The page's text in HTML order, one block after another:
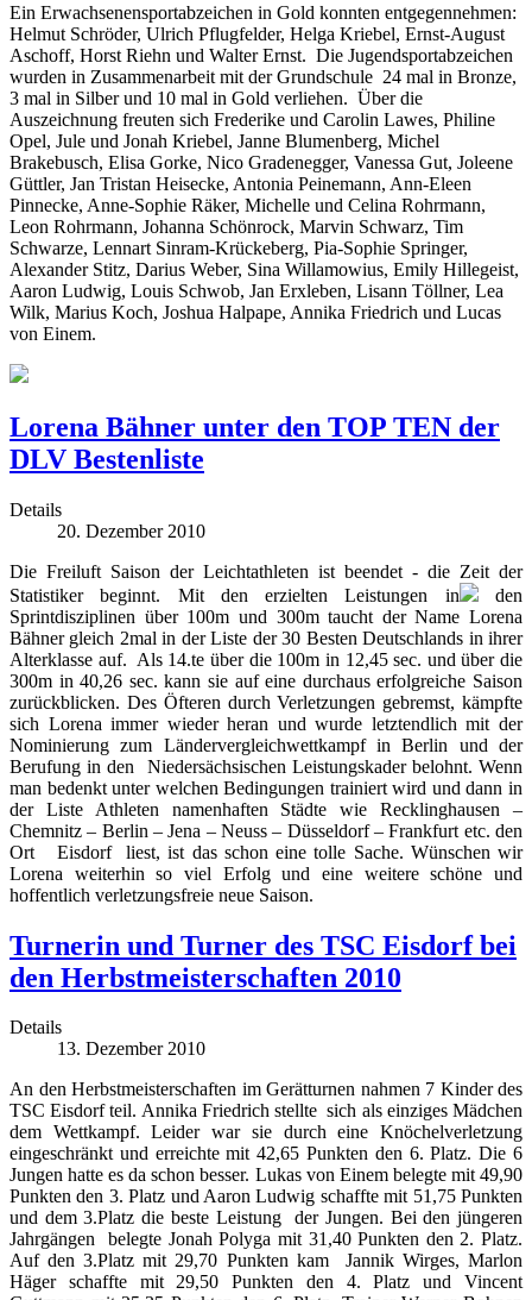
Ein Erwachsenensportabzeichen in Gold konnten entgegennehmen:
Helmut Schröder, Ulrich Pflugfelder, Helga Kriebel, Ernst-August
Aschoff, Horst Riehn und Walter Ernst. Die Jugendsportabzeichen
wurden in Zusammenarbeit mit der Grundschule 24 mal in Bronze,
3 mal in Silber und 10 mal in Gold verliehen. Über die
Auszeichnung freuten sich Frederike und Carolin Lawes, Philine
Opel, Jule und Jonah Kriebel, Janne Blumenberg, Michel
Brakebusch, Elisa Gorke, Nico Gradenegger, Vanessa Gut, Joleene
Güttler, Jan Tristan Heisecke, Antonia Peinemann, Ann-Eleen
Pinnecke, Anne-Sophie Räker, Michelle und Celina Rohrmann,
Leon Rohrmann, Johanna Schönrock, Marvin Schwarz, Tim
Schwarze, Lennart Sinram-Krückeberg, Pia-Sophie Springer,
Alexander Stitz, Darius Weber, Sina Willamowius, Emily Hillegeist,
Aaron Ludwig, Louis Schwob, Jan Erxleben, Lisann Töllner, Lea
Wilk, Marius Koch, Joshua Halpape, Annika Friedrich und Lucas
von Einem.
Lorena Bähner unter den TOP TEN der
DLV Bestenliste
Details
20. Dezember 2010
Die Freiluft Saison der Leichtathleten ist beendet - die Zeit der
Statistiker beginnt. Mit den erzielten Leistungen in
den
Sprintdisziplinen über 100m und 300m taucht der Name Lorena
Bähner gleich 2mal in der Liste der 30 Besten Deutschlands in ihrer
Alterklasse auf. Als 14.te über die 100m in 12,45 sec. und über die
300m in 40,26 sec. kann sie auf eine durchaus erfolgreiche Saison
zurückblicken. Des Öfteren durch Verletzungen gebremst, kämpfte
sich Lorena immer wieder heran und wurde letztendlich mit der
Nominierung zum Ländervergleichwettkampf in Berlin und der
Berufung in den Niedersächsischen Leistungskader belohnt. Wenn
man bedenkt unter welchen Bedingungen trainiert wird und dann in
der Liste Athleten namenhaften Städte wie Recklinghausen –
Chemnitz – Berlin – Jena – Neuss – Düsseldorf – Frankfurt etc. den
Ort Eisdorf liest, ist das schon eine tolle Sache. Wünschen wir
Lorena weiterhin so viel Erfolg und eine weitere schöne und
hoffentlich verletzungsfreie neue Saison.
Turnerin und Turner des TSC Eisdorf bei
den Herbstmeisterschaften 2010
Details
13. Dezember 2010
An den Herbstmeisterschaften im Gerätturnen nahmen 7 Kinder des
TSC Eisdorf teil. Annika Friedrich stellte sich als einziges Mädchen
dem Wettkampf. Leider war sie durch eine Knöchelverletzung
eingeschränkt und erreichte mit 42,65 Punkten den 6. Platz. Die 6
Jungen hatte es da schon besser. Lukas von Einem belegte mit 49,90
Punkten den 3. Platz und Aaron Ludwig schaffte mit 51,75 Punkten
und dem 3.Platz die beste Leistung der Jungen. Bei den jüngeren
Jahrgängen belegte Jonah Polyga mit 31,40 Punkten den 2. Platz.
Auf den 3.Platz mit 29,70 Punkten kam Jannik Wirges, Marlon
Häger schaffte mit 29,50 Punkten den 4. Platz und Vincent